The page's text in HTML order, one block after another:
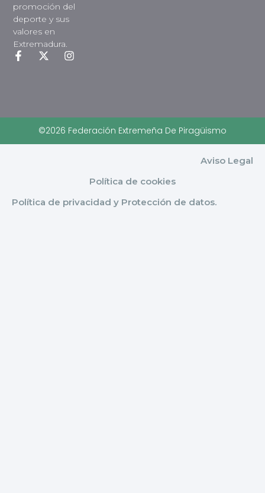
promoción del
deporte y sus
valores en
Extremadura.
©2026 Federación Extremeña De Piragüismo
Aviso Legal
Política de cookies
Política de privacidad y Protección de datos.